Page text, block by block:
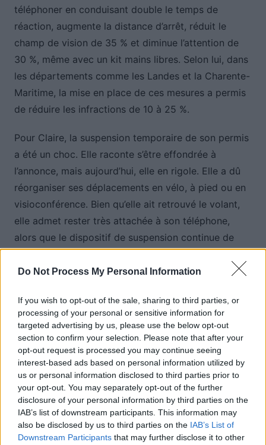
Do Not Process My Personal Information
If you wish to opt-out of the sale, sharing to third parties, or
processing of your personal or sensitive information for
targeted advertising by us, please use the below opt-out
section to confirm your selection. Please note that after your
opt-out request is processed you may continue seeing
interest-based ads based on personal information utilized by
us or personal information disclosed to third parties prior to
your opt-out. You may separately opt-out of the further
disclosure of your personal information by third parties on the
IAB’s list of downstream participants. This information may
also be disclosed by us to third parties on the IAB’s List of
Downstream Participants that may further disclose it to other
téléphoner en conduisant double le temps de
réaction, augmente la distance d’arrêt, réduit le
champ de vision de 35 % et diminue l’attention de
30 %, même avec un kit mains libres. Selon lui, dans
les départements comme les Landes et la Charente-
Maritime, la mise en place de ces mesures a permis
de réduire les infractions de 10 à 25 %.
Pour Claire, la suspension temporaire de son permis
a été un choc. Elle raconte s’être effondrée à
l’annonce, mais aujourd’hui, elle en rigole. Elle a dû
réorganiser ses déplacements en vélo, à pied ou en
visioconférence. Bien qu’elle ait retrouvé le volant,
elle admet rester très attachée à son téléphone,
alors que le dispositif de suspension continue de
Auto Pour Vous
Navigation
de
l’article
Précédent Suivant